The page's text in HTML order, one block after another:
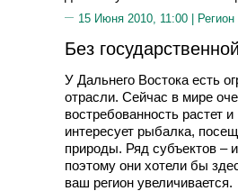
15 Июня 2010, 11:00 | Регион
Без
У Дальнего Востока есть
отрасли. Сейчас в мире
востребованность растет
интересует рыбалка,
природы. Ряд субъектов –
поэтому они хотели бы
ваш регион увеличивается.